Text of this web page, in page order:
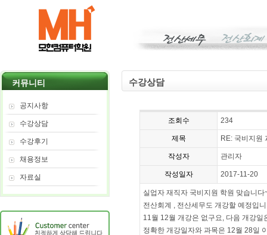
커뮤니티
공지사항
수강상담
수강후기
채용정보
자료실
수강상담
조회수 234
제목 RE: 국비지원
작성자 관리자
작성일자 2017-11-20
실업자 재직자 국비지원 학원 맞습니다
전산회계 , 전산세무도 개강할 예정입
11월 12월 개강은 없구요, 다음 개강일
정확한 개강일자와 과목은 12월 28일